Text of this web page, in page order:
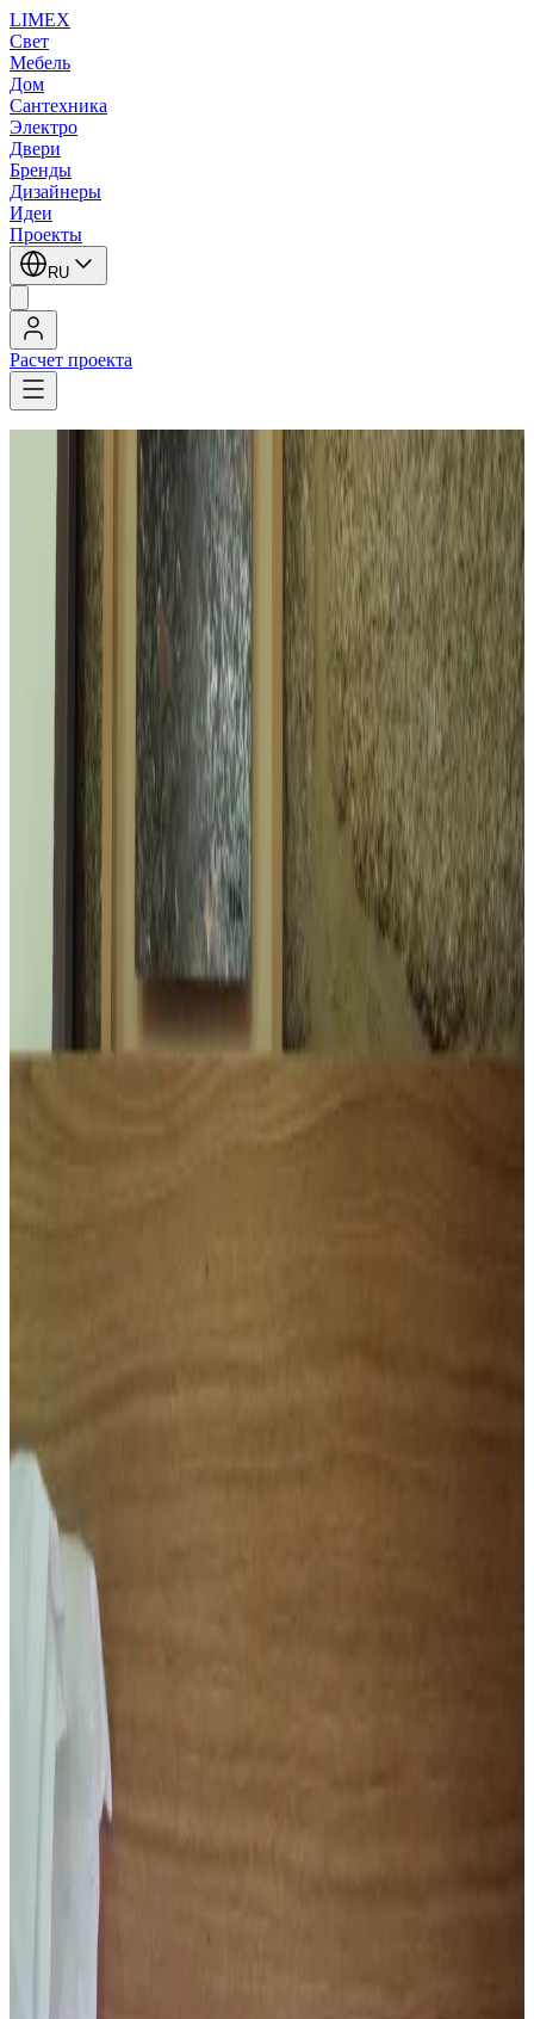
LIMEX
Свет
Мебель
Дом
Сантехника
Электро
Двери
Бренды
Дизайнеры
Идеи
Проекты
RU
Расчет проекта
Настольные лампы
Все изделия бренда →
Flos Professional Lampadina
Настольная лампа, обеспечивающая прямой, рассеянный свет.
База содержит лишний силовой кабель. Керамический
держатель лампы доступен в различных цветах. Эта изящная
настольная лампа воплощает принцип форма следует
функции с капелькой юмора!
: MODEL328 Коллекция: Lampadina Поставка 60–90 дней
Telegram
Консультация и подбор
Подскажем по совместимости, отделкам, срокам поставки и
подберем вариант под интерьер или проект.
Запросить информацию о цене